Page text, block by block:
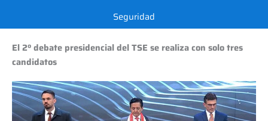
Seguridad
El 2º debate presidencial del TSE se realiza con solo tres
candidatos